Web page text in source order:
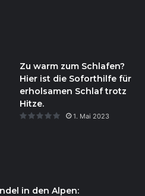
Zu warm zum Schlafen?
Hier ist die Soforthilfe für
erholsamen Schlaf trotz
Hitze.
1. Mai 2023
in den Alpen: